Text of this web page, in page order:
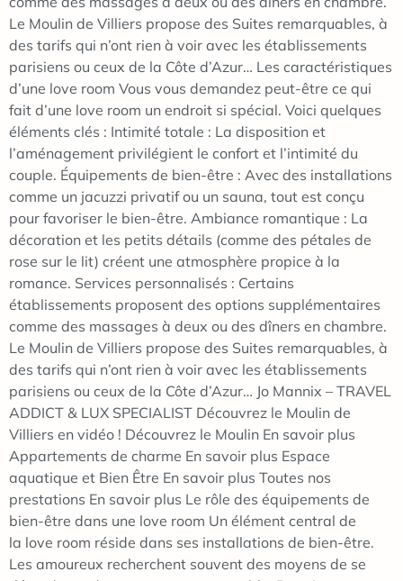
Le Moulin de Villiers propose des Suites remarquables, à
des tarifs qui n’ont rien à voir avec les établissements
parisiens ou ceux de la Côte d’Azur… Les caractéristiques
d’une love room Vous vous demandez peut-être ce qui
fait d’une love room un endroit si spécial. Voici quelques
éléments clés : Intimité totale : La disposition et
l’aménagement privilégient le confort et l’intimité du
couple. Équipements de bien-être : Avec des installations
comme un jacuzzi privatif ou un sauna, tout est conçu
pour favoriser le bien-être. Ambiance romantique : La
décoration et les petits détails (comme des pétales de
rose sur le lit) créent une atmosphère propice à la
romance. Services personnalisés : Certains
établissements proposent des options supplémentaires
comme des massages à deux ou des dîners en chambre.
Le Moulin de Villiers propose des Suites remarquables, à
des tarifs qui n’ont rien à voir avec les établissements
parisiens ou ceux de la Côte d’Azur… Jo Mannix – TRAVEL
ADDICT & LUX SPECIALIST Découvrez le Moulin de
Villiers en vidéo ! Découvrez le Moulin En savoir plus
Appartements de charme En savoir plus Espace
aquatique et Bien Être En savoir plus Toutes nos
prestations En savoir plus Le rôle des équipements de
bien-être dans une love room Un élément central de
la love room réside dans ses installations de bien-être.
Les amoureux recherchent souvent des moyens de se